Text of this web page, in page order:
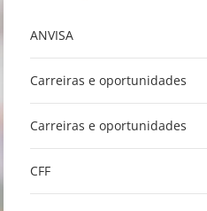
ANVISA
Carreiras e oportunidades
Carreiras e oportunidades
CFF